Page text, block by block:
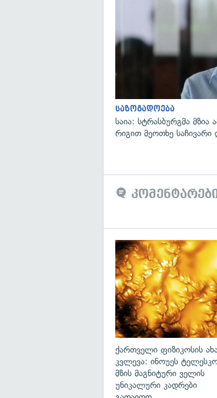
საზოგადოება
საია: სტრასბურგმა მზია
რიგით მეოთხე საჩივარი
ქართველი ფიზიკოსის
კვლევა: ინოუეს
მზის მაგნიტური ველის
უნიკალური კადრები